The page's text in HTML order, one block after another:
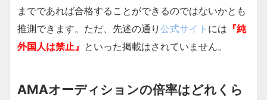
までであれば合格することができるのではないかとも
推測できます。ただ、先述の通り 公式サイト には 『純
外国人は禁止』 といった掲載はされていません。
AMAオーディションの倍率はどれくら